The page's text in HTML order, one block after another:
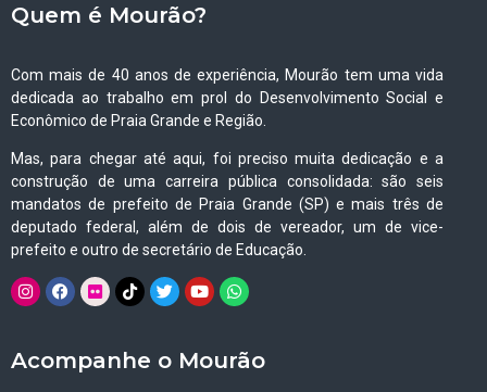
Quem é Mourão?
Com mais de 40 anos de experiência, Mourão tem uma vida
dedicada ao trabalho em prol do Desenvolvimento Social e
Econômico de Praia Grande e Região.
Mas, para chegar até aqui, foi preciso muita dedicação e a
construção de uma carreira pública consolidada: são seis
mandatos de prefeito de Praia Grande (SP) e mais três de
deputado federal, além de dois de vereador, um de vice-
prefeito e outro de secretário de Educação.
Acompanhe o Mourão